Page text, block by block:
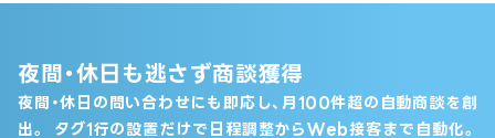
夜間・休日も逃さず商談獲得
夜間・休日の問い合わせにも即応し、月100件超の自動商談を創
出。
タグ1行の設置だけで日程調整からWeb接客まで自動化。